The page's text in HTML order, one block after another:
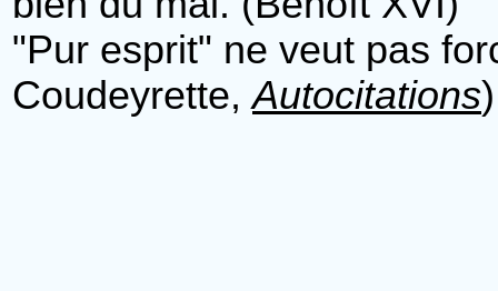
"Pur esprit" ne veut pas
Coudeyrette,Autocitations)